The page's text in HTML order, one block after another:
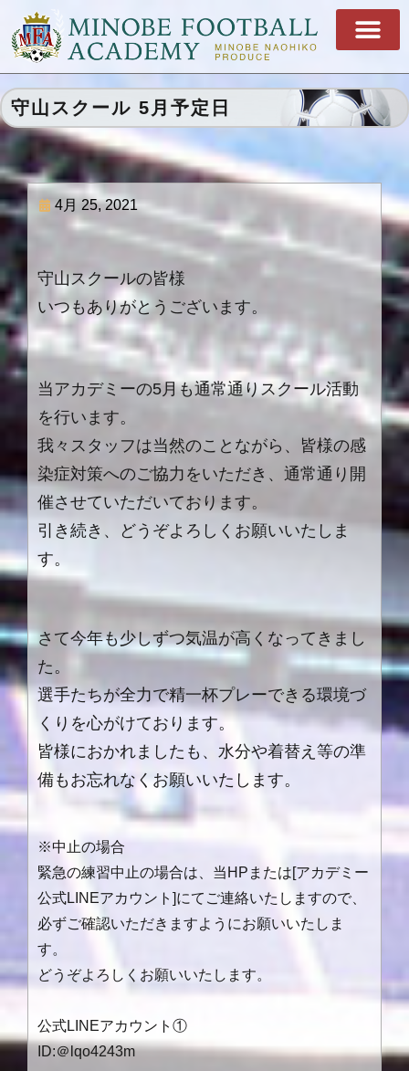
守山スクール 5月予定日
4月 25, 2021
守山スクールの皆様
いつもありがとうございます。
当アカデミーの5月も通常通りスクール活動
を行います。
我々スタッフは当然のことながら、皆様の感
染症対策へのご協力をいただき、通常通り開
催させていただいております。
引き続き、どうぞよろしくお願いいたしま
す。
さて今年も少しずつ気温が高くなってきまし
た。
選手たちが全力で精一杯プレーできる環境づ
くりを心がけております。
皆様におかれましたも、水分や着替え等の準
備もお忘れなくお願いいたします。
※中止の場合
緊急の練習中止の場合は、当 HP または[アカデミー
公式LINEアカウント ]にてご連絡いたしますので、
必ずご確認いただきますようにお願いいたしま
す。
どうぞよろしくお願いいたします。
公式LINEアカウント①
ID:＠lqo4243m